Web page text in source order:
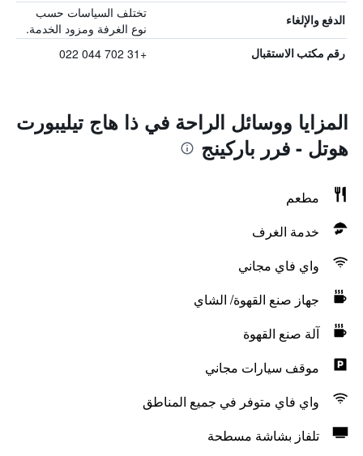
الدفع والإلغاء
تختلف السياسات حسب
نوع الغرفة ومزود الخدمة.
رقم مكتب الاستقبال +31 702 044 022
المزايا ووسائل الراحة في ذا هاج تيليبورت
هوتل - فرر باركينج
مطعم
خدمة الغرف
واي فاي مجاني
جهاز صنع القهوة/ الشاي
آلة صنع القهوة
موقف سيارات مجاني
واي فاي متوفر في جميع المناطق
تلفاز بشاشة مسطحة